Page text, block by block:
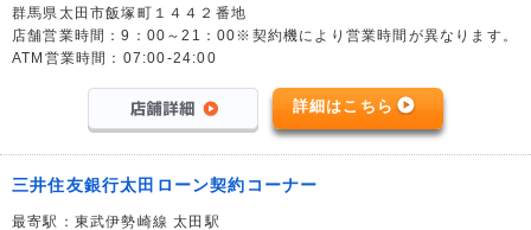
群馬県太田市飯塚町１４４２番地
店舗営業時間：9：00～21：00※契約機により営業時間が異なります。
ATM営業時間：07:00-24:00
詳細はこちら
三井住友銀行太田ローン契約コーナー
最寄駅：東武伊勢崎線 太田駅